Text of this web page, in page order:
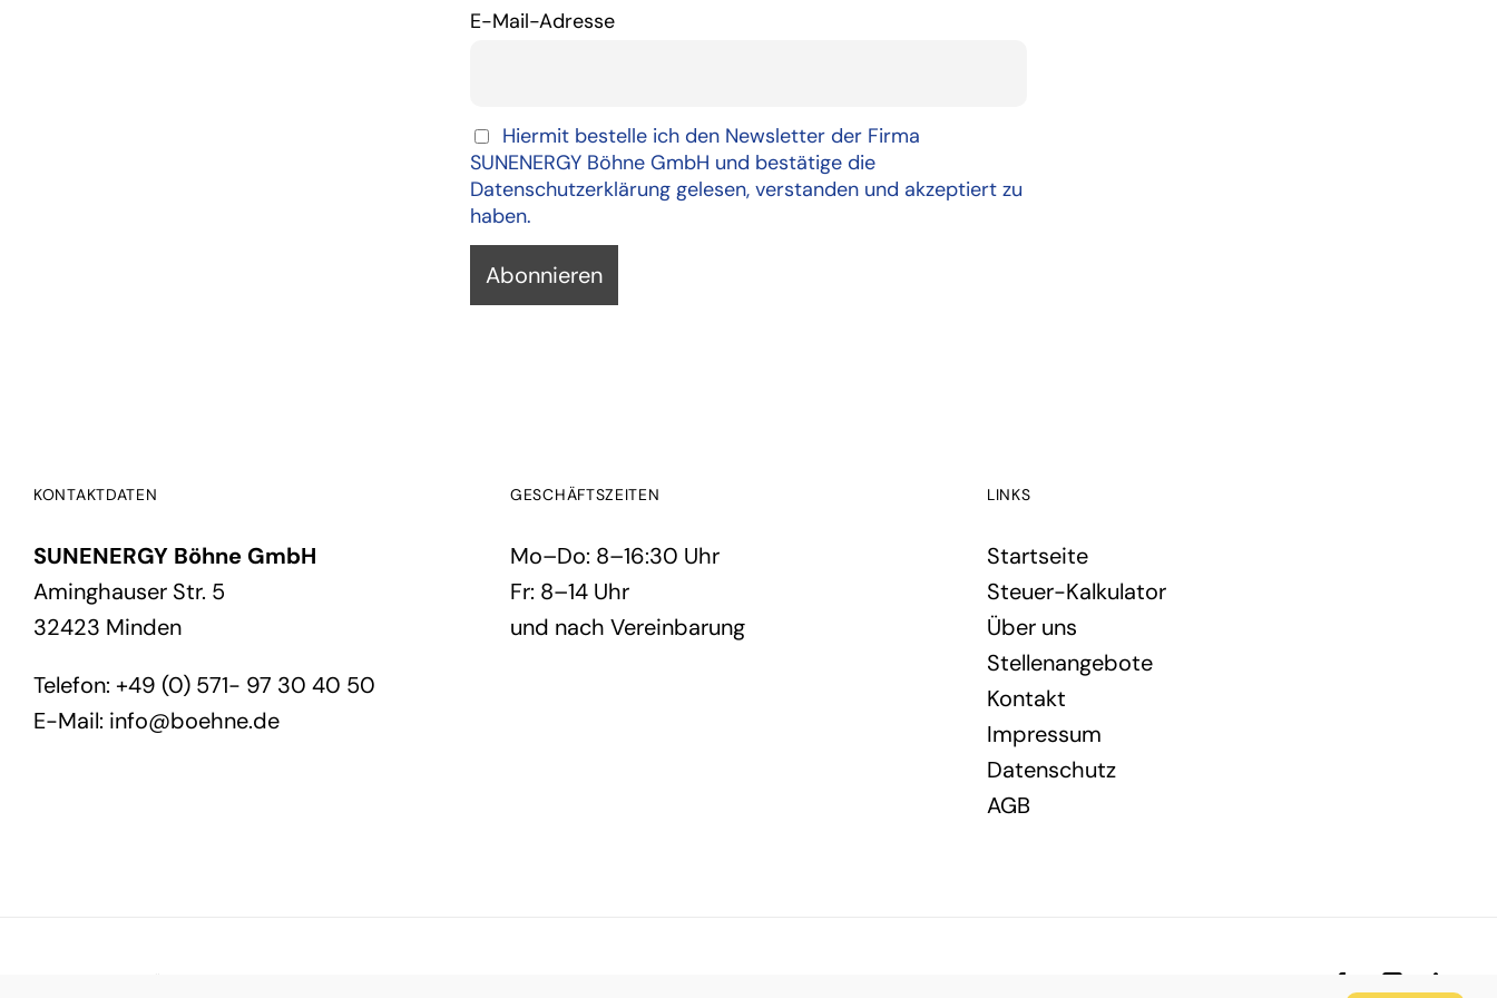
E-Mail-Adresse
Hiermit bestelle ich den Newsletter der Firma
SUNENERGY Böhne GmbH und bestätige die
Datenschutzerklärung gelesen, verstanden und akzeptiert zu
haben.
KONTAKTDATEN
SUNENERGY Böhne GmbH
Aminghauser Str. 5
32423 Minden
Telefon: +49 (0) 571- 97 30 40 50
E-Mail: info@boehne.de
GESCHÄFTSZEITEN
Mo–Do: 8–16:30 Uhr
Fr: 8–14 Uhr
und nach Vereinbarung
LINKS
Startseite
Steuer-Kalkulator
Über uns
Stellenangebote
Kontakt
Impressum
Datenschutz
AGB
Facebook
Xing